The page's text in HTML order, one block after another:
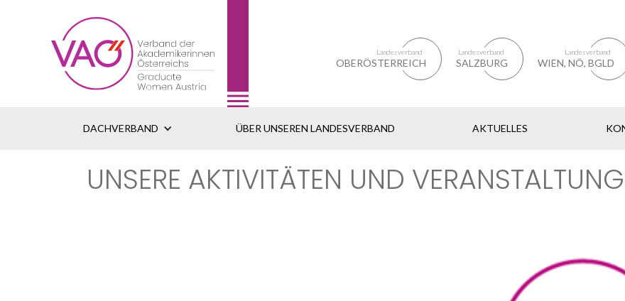
Landesverband
OBERÖSTERREICH
Landesverband
SALZBURG
Landesverband
WIEN, NÖ, BGLD
DACHVERBAND ÜBER UNSEREN LANDESVERBAND AKTUELLES
UNSERE AKTIVITÄTEN UND